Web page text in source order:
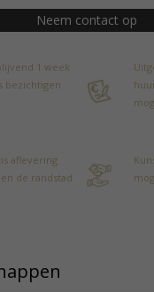
Neem contact op
1 week
bezichtigen
aflevering
de randstad